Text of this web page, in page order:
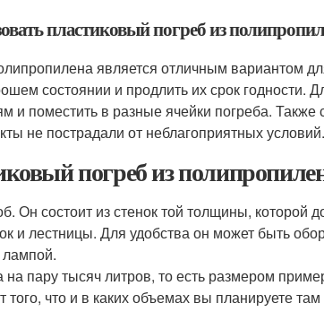
пластиковый погреб из
является отличным вариантом
состоянии и продлить их срок годности.
и поместить в разные ячейки погреба. Также
не пострадали от неблагоприятных условий.
погреб из
Он состоит из стенок той толщины, которой
и лестницы. Для удобства он может быть
на пару тысяч литров, то есть размером
того, что и в каких объемах вы планируете